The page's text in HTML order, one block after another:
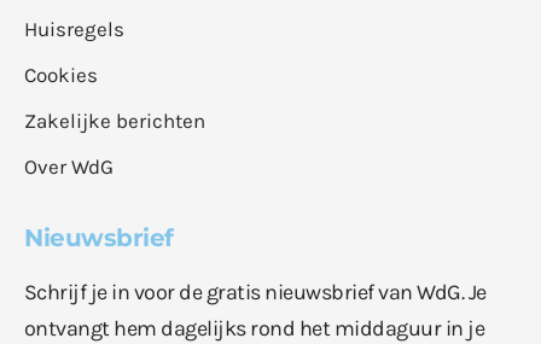
Huisregels
Cookies
Zakelijke berichten
Over WdG
Nieuwsbrief
Schrijf je in voor de gratis nieuwsbrief van WdG. Je
ontvangt hem dagelijks rond het middaguur in je